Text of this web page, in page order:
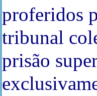
proferidos
tribunal
prisão